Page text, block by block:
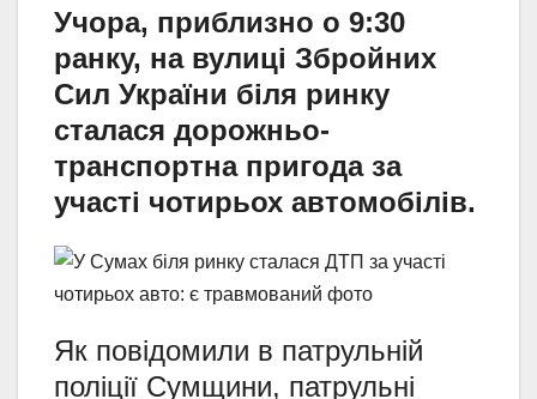
Учора, приблизно о 9:30
ранку, на вулиці Збройних
Сил України біля ринку
сталася дорожньо-
транспортна пригода за
участі чотирьох автомобілів.
Як повідомили в патрульній
поліції Сумщини, патрульні